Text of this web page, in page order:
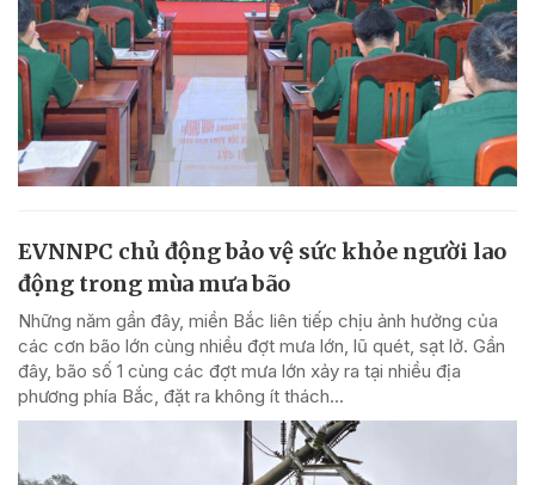
EVNNPC chủ động bảo vệ sức khỏe người lao
động trong mùa mưa bão
Những năm gần đây, miền Bắc liên tiếp chịu ảnh hưởng của
các cơn bão lớn cùng nhiều đợt mưa lớn, lũ quét, sạt lở. Gần
đây, bão số 1 cùng các đợt mưa lớn xảy ra tại nhiều địa
phương phía Bắc, đặt ra không ít thách...